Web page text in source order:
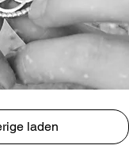
laden